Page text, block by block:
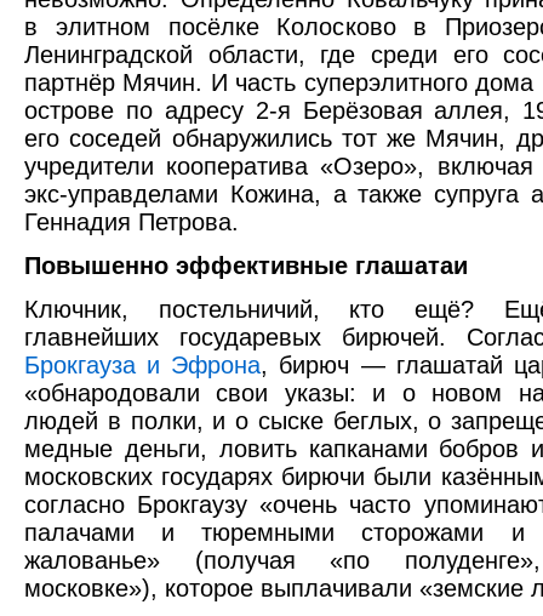
в элитном посёлке Колосково в
Ленинградской области, где среди его
партнёр Мячин. И часть суперэлитного
острове по адресу 2-я Берёзовая аллея,
его соседей обнаружились тот же Мячин,
учредители кооператива «Озеро»,
экс-управделами Кожина, а также супруга
Геннадия Петрова.
Повышенно эффективные глашатаи
Ключник, постельничий, кто ещё?
главнейших государевых бирючей.
Брокгауза и Эфрона, бирюч — глашатай
«обнародовали свои указы: и о новом
людей в полки, и о сыске беглых, о
медные деньги, ловить капканами бобров
московских государях бирючи были
согласно Брокгаузу «очень часто
палачами и тюремными сторожами и
жалованье» (получая «по
московке»), которое выплачивали «земские